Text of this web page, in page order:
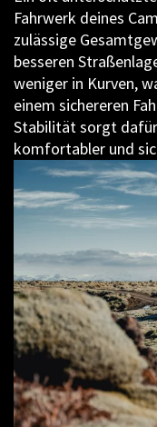
Fahrwerk deines
zulässige
besseren
weniger in Kurven,
einem sichereren
Stabilität sorgt
komfortabler und